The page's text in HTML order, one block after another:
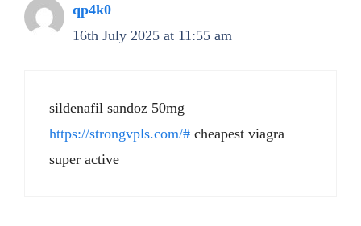
qp4k0
16th July 2025 at 11:55 am
sildenafil sandoz 50mg –
https://strongvpls.com/# cheapest viagra
super active